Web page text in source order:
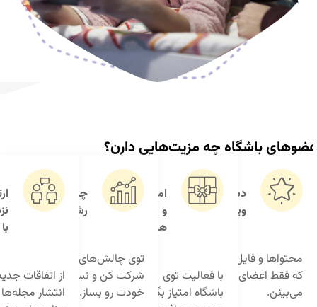
چه مزیت‌هایی دارن؟
دسترسی
ویژه
باشگاه
امتیاز
با فعالیت توی
باشگاه امتیاز بگیر
چالش‌های
رشد
توی چالش‌های جذاب
شرکت کن و نسخه بهتر
خودت رو بساز.
ارتباط
نزدیک‌تر
از اتفاقات جدید،
انتشار مجله‌ها و